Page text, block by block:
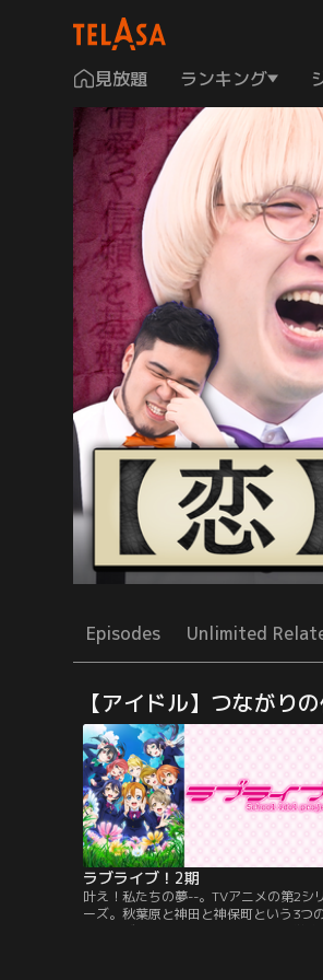
見放題 ランキング
Episodes Unlimited
【アイドル】つながり
ラブライブ！2期
叶え！私たちの夢--。TVアニメの第2シリ
ーズ。秋葉原と神田と神保町という3つ
街のはざまにある伝統校・音ノ木坂学院は